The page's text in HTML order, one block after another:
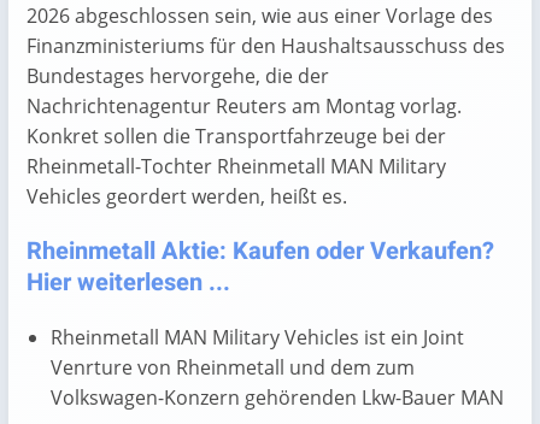
2026 abgeschlossen sein, wie aus einer Vorlage des
Finanzministeriums für den Haushaltsausschuss des
Bundestages hervorgehe, die der
Nachrichtenagentur Reuters am Montag vorlag.
Konkret sollen die Transportfahrzeuge bei der
Rheinmetall-Tochter Rheinmetall MAN Military
Vehicles geordert werden, heißt es.
Rheinmetall Aktie: Kaufen oder Verkaufen?
Hier weiterlesen ...
Rheinmetall MAN Military Vehicles ist ein Joint
Venrture von Rheinmetall und dem zum
Volkswagen-Konzern gehörenden Lkw-Bauer MAN